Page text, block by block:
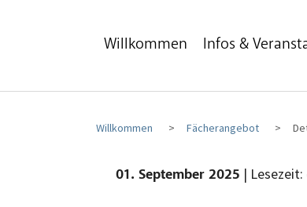
Willkommen Infos &
Willkommen Fächerangebot
01. September 2025 |